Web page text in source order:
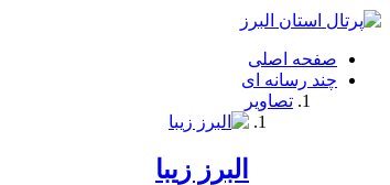
فصد
شرق
تهران
خشکشویی
صفحه اصلی
چند رسانه ای
تصاویر
البرز زیبا